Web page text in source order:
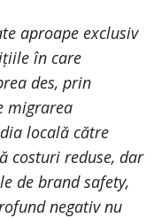
aproape exclusiv
în care
des, prin
migrarea
locală către
costuri reduse, dar
de brand safety,
negativ nu